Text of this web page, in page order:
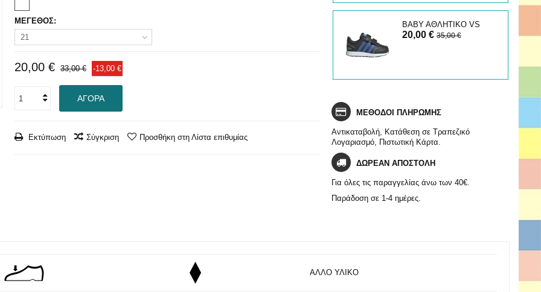
ΜΕΓΕΘΟΣ:
21
20,00 € 33,00 € -13,00 €
ΑΓΟΡΆ
Εκτύπωση Σύγκριση Προσθήκη στη Λίστα επιθυμίας
ΒΑΒΥ ΑΘΛΗΤΙΚΟ VS
SWITCH
20,00 €35,00 €
ΜΕΘΟΔΟΙ ΠΛΗΡΩΜΗΣ
Αντικαταβολή, Κατάθεση σε Τραπεζικό
Λογαριασμό, Πιστωτική Κάρτα.
ΔΩΡΕΑΝ ΑΠΟΣΤΟΛΗ
Για όλες τις παραγγελίας άνω των 40€.
Παράδοση σε 1-4 ημέρες.
ΑΛΛΟ ΥΛΙΚΟ